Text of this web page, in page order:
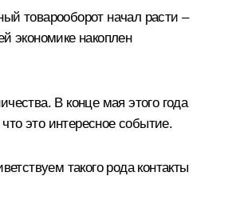
товарооборот начал расти –
экономике накоплен
В конце мая этого года
это интересное событие.
такого рода контакты